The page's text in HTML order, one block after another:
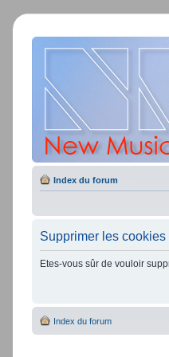
Index du forum
Supprimer les cookies
Etes-vous sûr de vouloir
Index du forum